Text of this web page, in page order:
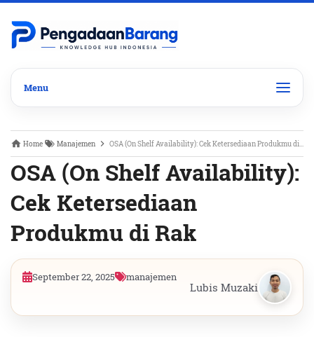
Home Manajemen OSA (On Shelf Availability): Cek Ketersediaan Produkmu di Rak
OSA (On Shelf Availability):
Cek Ketersediaan
Produkmu di Rak
September 22, 2025 manajemen
Lubis Muzaki